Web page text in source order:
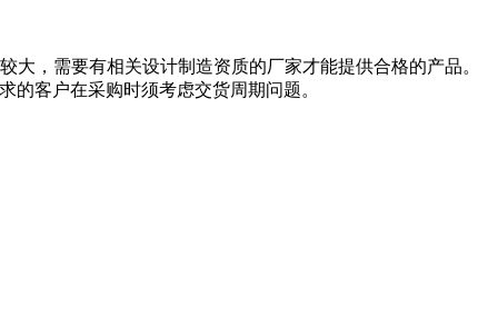
，需要有相关设计制造资质的厂家才能提供合格的产品。
客户在采购时须考虑交货周期问题。